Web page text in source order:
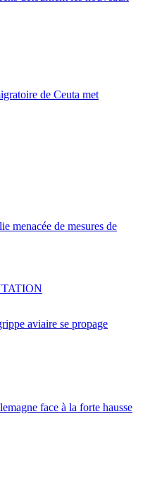
de Ceuta met
menacée de mesures de
aviaire se propage
face à la forte hausse